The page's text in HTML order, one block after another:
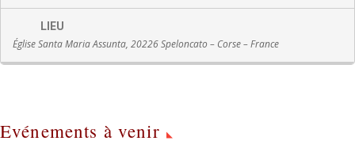
LIEU
Église Santa Maria Assunta, 20226 Speloncato – Corse – France
Evénements à venir